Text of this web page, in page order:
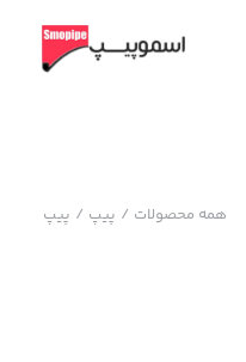
همه محصولات / پیپ / پیپ